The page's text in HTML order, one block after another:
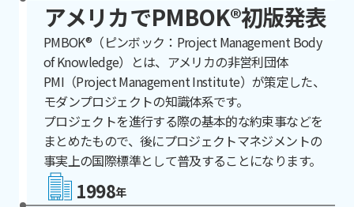
アメリカでPMBOK®初版発表
PMBOK®（ピンボック：Project Management Body
of Knowledge）とは、アメリカの非営利団体
PMI（Project Management Institute）が策定した、
モダンプロジェクトの知識体系です。
プロジェクトを進行する際の基本的な約束事などを
まとめたもので、後にプロジェクトマネジメントの
事実上の国際標準として普及することになります。
1998年